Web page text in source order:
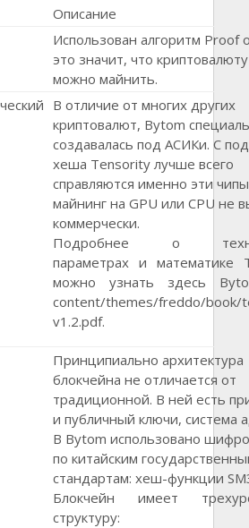
Описание
Использован алгоритм Proof
это значит, что
можно майнить.
В отличие от многих других
криптовалют, Bytom
создавалась под АСИКи. С
хеша Tensority лучше всего
справляются именно эти
майнинг на GPU или CPU не
коммерчески.
Подробнее о
параметрах и математике
можно узнать здесь
content/themes/freddo/book/
v1.2.pdf.
Принципиально архитектура
блокчейна не отличается от
традиционной. В ней есть
и публичный ключи, система
В Bytom использовано
по китайским
стандартам: хеш-функции
Блокчейн имеет
структуру: